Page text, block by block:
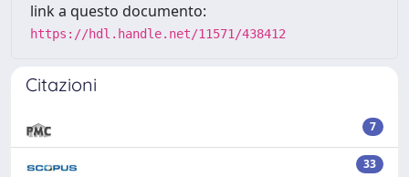
link a questo documento:
https://hdl.handle.net/11571/438412
Citazioni
7
33